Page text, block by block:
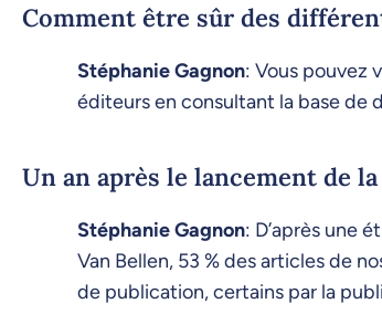
Comment être sûr des
Stéphanie Gagnon: Vous pouvez
éditeurs en consultant la base de
Un an après le lancement de
Stéphanie Gagnon: D’après une
Van Bellen, 53 % des articles de
de publication, certains par la